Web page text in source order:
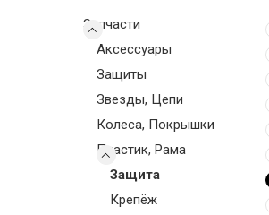
Запчасти
Аксессуары
Защиты
Звезды, Цепи
Колеса, Покрышки
Пластик, Рама
Защита
Крепёж